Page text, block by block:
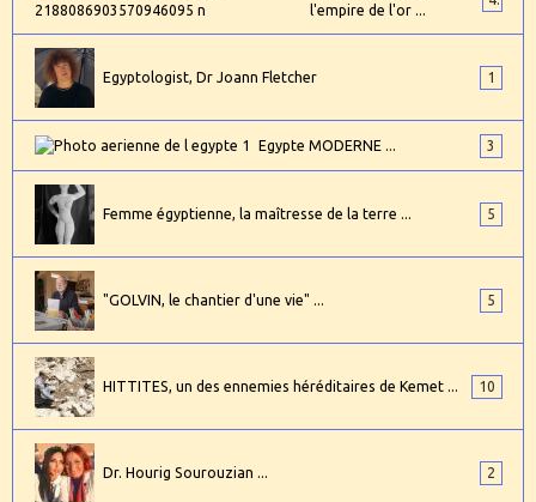
l'empire de l'or ...
Egyptologist, Dr Joann Fletcher 1
Egypte MODERNE ... 3
Femme égyptienne, la maîtresse de la terre ... 5
"GOLVIN, le chantier d'une vie" ... 5
HITTITES, un des ennemies héréditaires de Kemet ... 10
Dr. Hourig Sourouzian ... 2